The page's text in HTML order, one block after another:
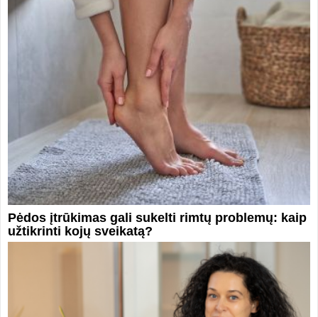
Pėdos įtrūkimas gali sukelti rimtų problemų: kaip
užtikrinti kojų sveikatą?